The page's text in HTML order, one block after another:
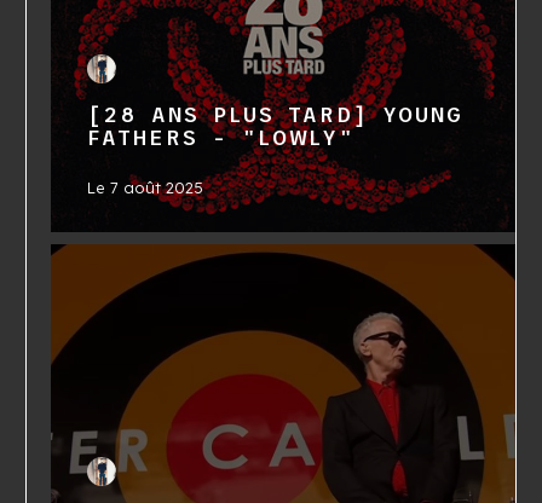
[28 ANS PLUS TARD] YOUNG
FATHERS - "LOWLY"
Le7 août 2025